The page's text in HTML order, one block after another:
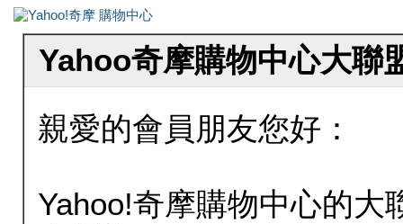
Yahoo奇摩購物中心大聯
親愛的會員朋友您好：
Yahoo!奇摩購物中心的大